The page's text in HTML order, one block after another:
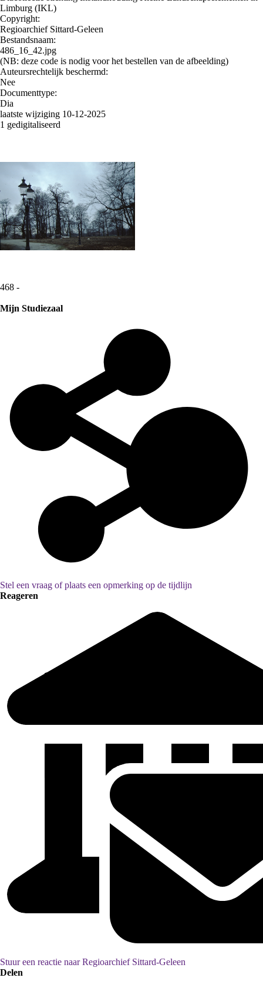
Limburg (IKL)
Copyright:
Regioarchief Sittard-Geleen
Bestandsnaam:
486_16_42.jpg
(NB: deze code is nodig voor het bestellen van de afbeelding)
Auteursrechtelijk beschermd:
Nee
Documenttype:
Dia
laatste wijziging 10-12-2025
1 gedigitaliseerd
468 -
Mijn Studiezaal
Stel een vraag of plaats een opmerking op de tijdlijn
Reageren
Stuur een reactie naar Regioarchief Sittard-Geleen
Delen